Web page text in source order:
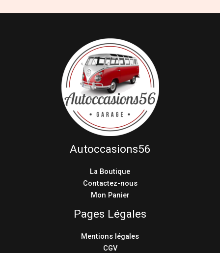
Autoccasions56
La Boutique
Contactez-nous
Mon Panier
Pages Légales
Mentions légales
CGV